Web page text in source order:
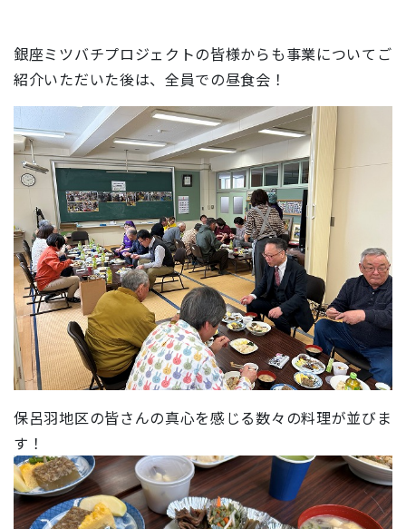
銀座ミツバチプロジェクトの皆様からも事業についてご
紹介いただいた後は、全員での昼食会！
保呂羽地区の皆さんの真心を感じる数々の料理が並びま
す！